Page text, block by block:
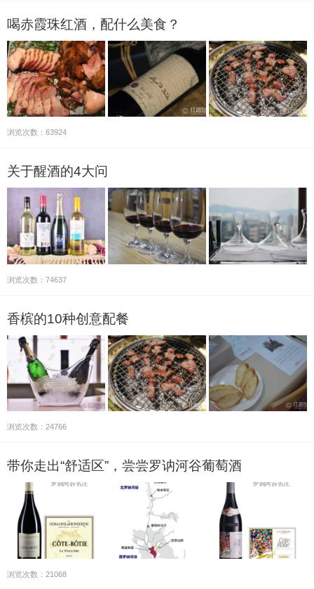
喝赤霞珠红酒，配什么美食？
浏览次数：63924
关于醒酒的4大问
浏览次数：74637
香槟的10种创意配餐
浏览次数：24766
带你走出“舒适区”，尝尝罗讷河谷葡萄酒
浏览次数：21068